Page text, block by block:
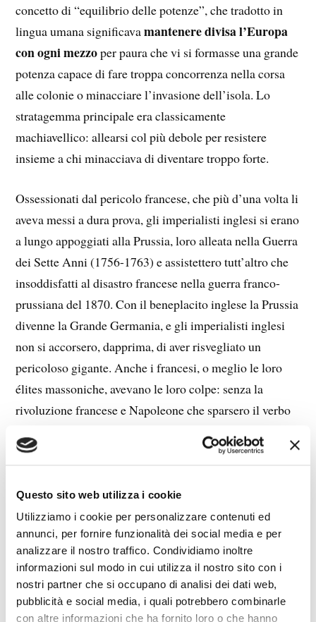
Questo sito web utilizza i cookie
Utilizziamo i cookie per personalizzare contenuti ed
annunci, per fornire funzionalità dei social media e per
analizzare il nostro traffico. Condividiamo inoltre
informazioni sul modo in cui utilizza il nostro sito con i
nostri partner che si occupano di analisi dei dati web,
pubblicità e social media, i quali potrebbero combinarle
con altre informazioni che ha fornito loro o che hanno
concetto di “equilibrio delle potenze”, che tradotto in
lingua umana significavamantenere divisa l’Europa
con ogni mezzoper paura che vi si formasse una grande
potenza capace di fare troppa concorrenza nella corsa
alle colonie o minacciare l’invasione dell’isola. Lo
stratagemma principale era classicamente
machiavellico: allearsi col più debole per resistere
insieme a chi minacciava di diventare troppo forte.
Ossessionati dal pericolo francese, che più d’una volta li
aveva messi a dura prova, gli imperialisti inglesi si erano
a lungo appoggiati alla Prussia, loro alleata nella Guerra
dei Sette Anni (1756-1763) e assistettero tutt’altro che
insoddisfatti al disastro francese nella guerra franco-
prussiana del 1870. Con il beneplacito inglese la Prussia
divenne la Grande Germania, e gli imperialisti inglesi
non si accorsero, dapprima, di aver risvegliato un
pericoloso gigante. Anche i francesi, o meglio le loro
élites massoniche, avevano le loro colpe: senza la
rivoluzione francese e Napoleone che sparsero il verbo
opprimendo gli europei, la frenesia dei “risorgimenti”
10
L’APICE DELLA POTENZA
Tra la fine dell’Ottocento e gli inizi del Novecento il
sole splendeva su un mondo sempre più inglese, il